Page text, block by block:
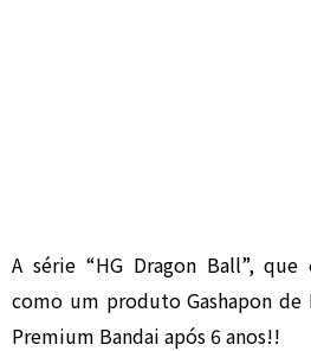
A série “HG Dragon Ball”,
como um produto Gashapon de
Premium Bandai após 6 anos!!